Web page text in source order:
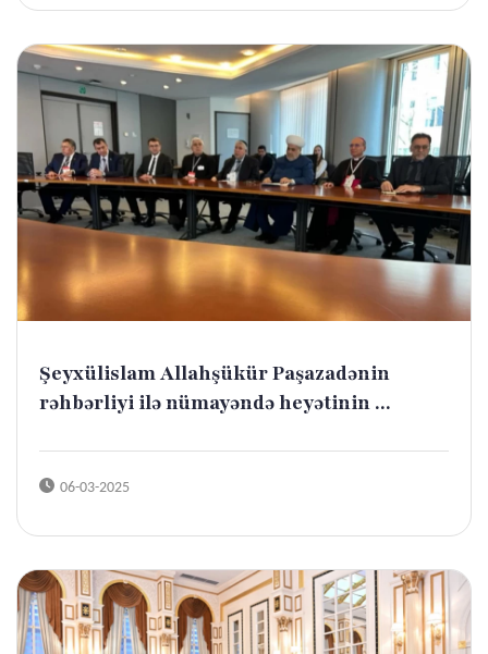
Şeyxülislam Allahşükür Paşazadənin
rəhbərliyi ilə nümayəndə heyətinin ...
06-03-2025